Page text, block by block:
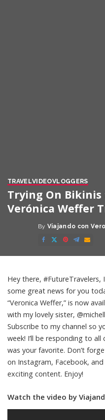
TRAVELVIDEOVLOGGERS
Trying On Bikinis
Verónica Weffer
Posted
by
By Viajando con Vero
Hey there, #FutureTravelers,
some great news for you
“Veronica Weffer,” is now
with my lovely sister,
Subscribe to my channel so
week! I’ll be responding to
was your favorite. Don’t
on Instagram, Facebook,
exciting content. Enjoy!
Watch the video by